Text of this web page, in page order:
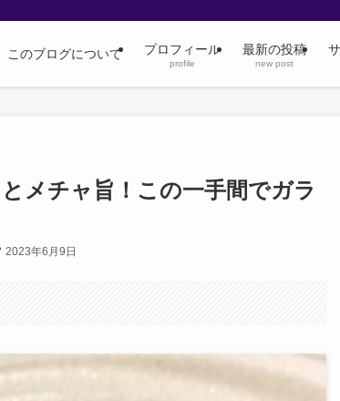
このブログについて プロフィール
profile
最新の投稿
new post
メチャ旨！この一手間でガラ
2023年6月9日